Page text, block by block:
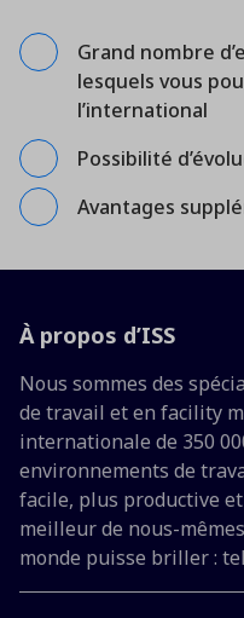
Grand nombre
lesquels vous
l’international
Possibilité
Avantages
À propos d’ISS
Nous sommes des
de travail et en facility
internationale de 350
environnements de
facile, plus productive
meilleur de nous-
monde puisse briller :